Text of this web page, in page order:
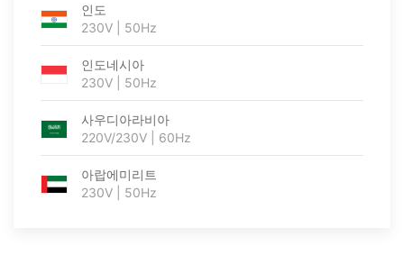
인도
230V | 50Hz
인도네시아
230V | 50Hz
사우디아라비아
220V/230V | 60Hz
아랍에미리트
230V | 50Hz